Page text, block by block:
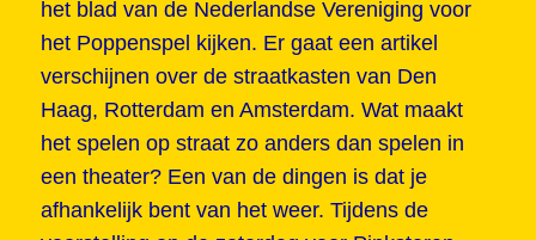
het blad van de Nederlandse Vereniging voor
het Poppenspel kijken. Er gaat een artikel
verschijnen over de straatkasten van Den
Haag, Rotterdam en Amsterdam. Wat maakt
het spelen op straat zo anders dan spelen in
een theater? Een van de dingen is dat je
afhankelijk bent van het weer. Tijdens de